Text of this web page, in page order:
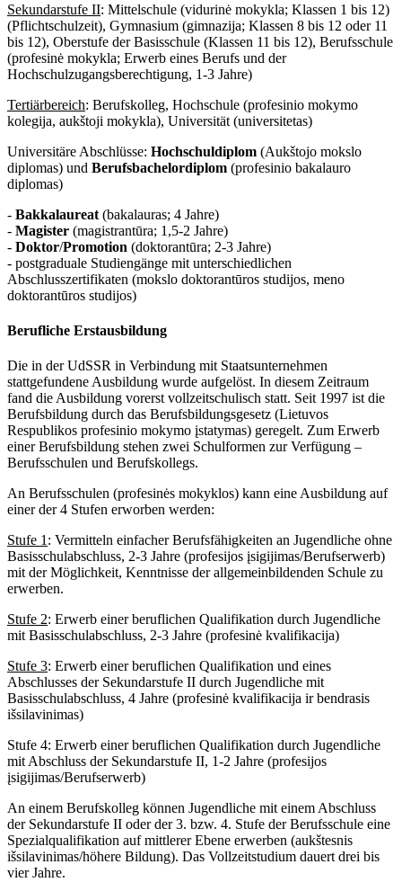
Sekundarstufe II: Mittelschule (vidurinė mokykla; Klassen 1 bis 12)
(Pflichtschulzeit), Gymnasium (gimnazija; Klassen 8 bis 12 oder 11
bis 12), Oberstufe der Basisschule (Klassen 11 bis 12), Berufsschule
(profesinė mokykla; Erwerb eines Berufs und der
Hochschulzugangsberechtigung, 1-3 Jahre)
Tertiärbereich: Berufskolleg, Hochschule (profesinio mokymo
kolegija, aukštoji mokykla), Universität (universitetas)
Universitäre Abschlüsse: Hochschuldiplom (Aukštojo mokslo
diplomas) und Berufsbachelordiplom (profesinio bakalauro
diplomas)
- Bakkalaureat (bakalauras; 4 Jahre)
- Magister (magistrantūra; 1,5-2 Jahre)
- Doktor/Promotion (doktorantūra; 2-3 Jahre)
- postgraduale Studiengänge mit unterschiedlichen
Abschlusszertifikaten (mokslo doktorantūros studijos, meno
doktorantūros studijos)
Berufliche Erstausbildung
Die in der UdSSR in Verbindung mit Staatsunternehmen
stattgefundene Ausbildung wurde aufgelöst. In diesem Zeitraum
fand die Ausbildung vorerst vollzeitschulisch statt. Seit 1997 ist die
Berufsbildung durch das Berufsbildungsgesetz (Lietuvos
Respublikos profesinio mokymo įstatymas) geregelt. Zum Erwerb
einer Berufsbildung stehen zwei Schulformen zur Verfügung –
Berufsschulen und Berufskollegs.
An Berufsschulen (profesinės mokyklos) kann eine Ausbildung auf
einer der 4 Stufen erworben werden:
Stufe 1 : Vermitteln einfacher Berufsfähigkeiten an Jugendliche ohne
Basisschulabschluss, 2-3 Jahre (profesijos įsigijimas/Berufserwerb)
mit der Möglichkeit, Kenntnisse der allgemeinbildenden Schule zu
erwerben.
Stufe 2: Erwerb einer beruflichen Qualifikation durch Jugendliche
mit Basisschulabschluss, 2-3 Jahre (profesinė kvalifikacija)
Stufe 3: Erwerb einer beruflichen Qualifikation und eines
Abschlusses der Sekundarstufe II durch Jugendliche mit
Basisschulabschluss, 4 Jahre (profesinė kvalifikacija ir bendrasis
išsilavinimas)
Stufe 4: Erwerb einer beruflichen Qualifikation durch Jugendliche
mit Abschluss der Sekundarstufe II, 1-2 Jahre (profesijos
įsigijimas/Berufserwerb)
An einem Berufskolleg können Jugendliche mit einem Abschluss
der Sekundarstufe II oder der 3. bzw. 4. Stufe der Berufsschule eine
Spezialqualifikation auf mittlerer Ebene erwerben (aukštesnis
išsilavinimas/höhere Bildung). Das Vollzeitstudium dauert drei bis
vier Jahre.